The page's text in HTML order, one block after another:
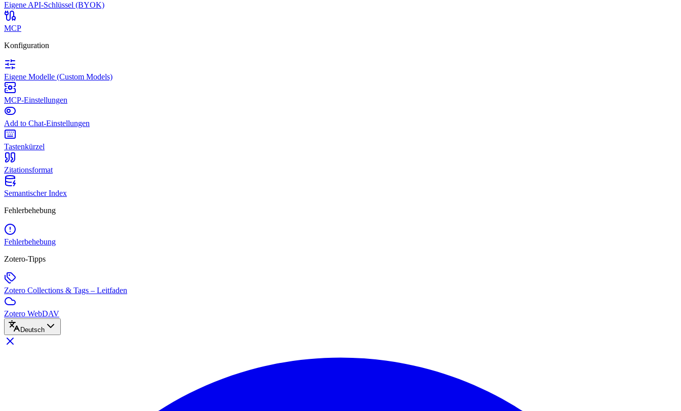
Eigene API-Schlüssel (BYOK)
MCP
Konfiguration
Eigene Modelle (Custom Models)
MCP-Einstellungen
Add to Chat-Einstellungen
Tastenkürzel
Zitationsformat
Semantischer Index
Fehlerbehebung
Fehlerbehebung
Zotero-Tipps
Zotero Collections & Tags – Leitfaden
Zotero WebDAV
Deutsch